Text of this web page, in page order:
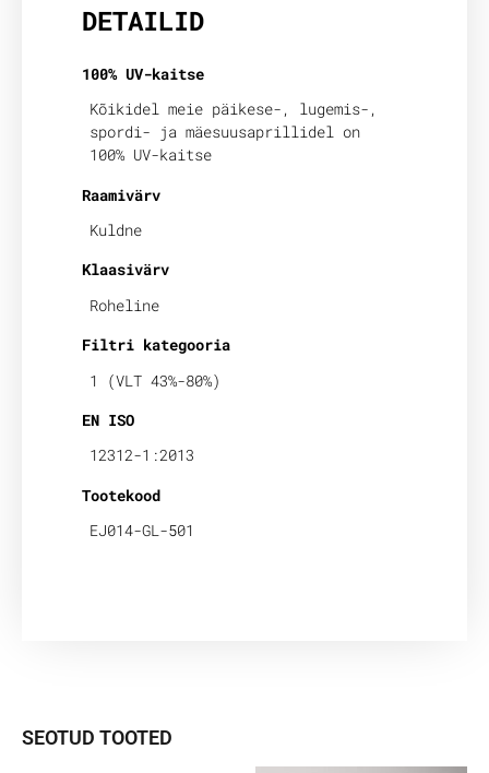
DETAILID
100% UV-kaitse
Kõikidel meie päikese-, lugemis-,
spordi- ja mäesuusaprillidel on
100% UV-kaitse
Raamivärv
Kuldne
Klaasivärv
Roheline
Filtri kategooria
1 (VLT 43%-80%)
EN ISO
12312-1:2013
Tootekood
EJ014-GL-501
SEOTUD TOOTED